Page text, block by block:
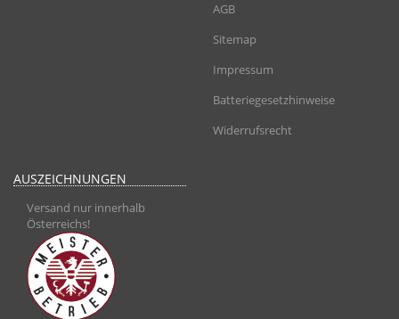
AGB
Sitemap
Impressum
Batteriegesetzhinweise
Widerrufsrecht
AUSZEICHNUNGEN
Versand nur innerhalb
Österreichs!